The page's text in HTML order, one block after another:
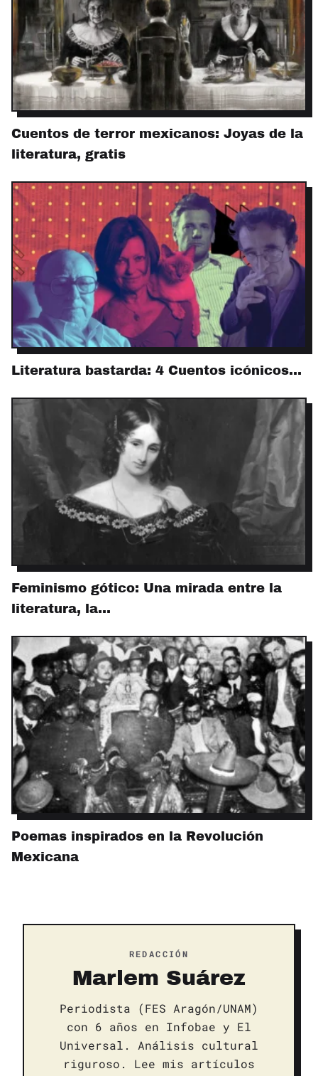
Cuentos de terror mexicanos: Joyas de la
literatura, gratis
Literatura bastarda: 4 Cuentos icónicos…
Feminismo gótico: Una mirada entre la
literatura, la…
Poemas inspirados en la Revolución
Mexicana
REDACCIÓN
Marlem Suárez
Periodista (FES Aragón/UNAM)
con 6 años en Infobae y El
Universal. Análisis cultural
riguroso. Lee mis artículos